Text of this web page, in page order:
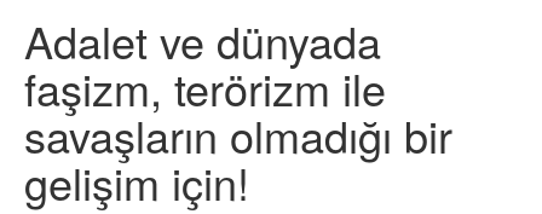
Adalet ve dünyada
faşizm, terörizm ile
savaşların olmadığı bir
gelişim için!